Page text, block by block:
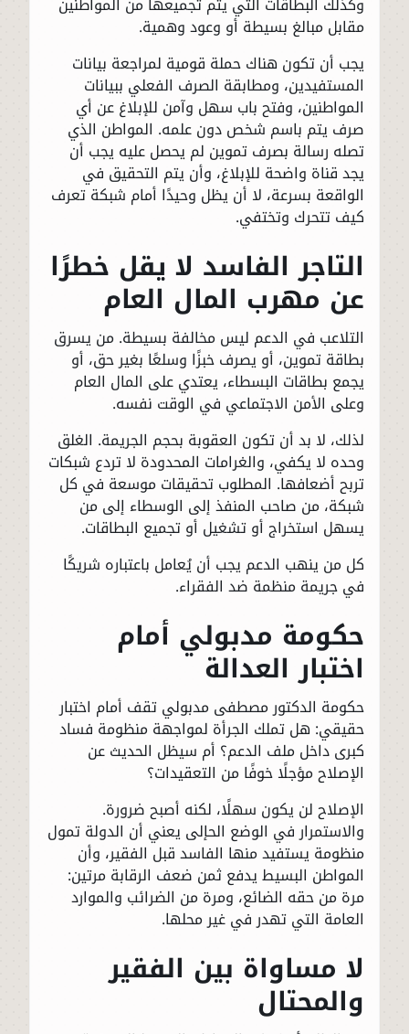
مقابل مبالغ بسيطة أو وعود وهمية.
يجب أن تكون هناك حملة قومية لمراجعة بيانات
المستفيدين، ومطابقة الصرف الفعلي ببيانات
المواطنين، وفتح باب سهل وآمن للإبلاغ عن أي
صرف يتم باسم شخص دون علمه. المواطن الذي
تصله رسالة بصرف تموين لم يحصل عليه يجب أن
يجد قناة واضحة للإبلاغ، وأن يتم التحقيق في
الواقعة بسرعة، لا أن يظل وحيدًا أمام شبكة تعرف
كيف تتحرك وتختفي.
التاجر الفاسد لا يقل خطرًا
عن مهرب المال العام
التلاعب في الدعم ليس مخالفة بسيطة. من يسرق
بطاقة تموين، أو يصرف خبزًا وسلعًا بغير حق، أو
يجمع بطاقات البسطاء، يعتدي على المال العام
وعلى الأمن الاجتماعي في الوقت نفسه.
لذلك، لا بد أن تكون العقوبة بحجم الجريمة. الغلق
وحده لا يكفي، والغرامات المحدودة لا تردع شبكات
تربح أضعافها. المطلوب تحقيقات موسعة في كل
شبكة، من صاحب المنفذ إلى الوسطاء إلى من
يسهل استخراج أو تشغيل أو تجميع البطاقات.
كل من ينهب الدعم يجب أن يُعامل باعتباره شريكًا
في جريمة منظمة ضد الفقراء.
حكومة مدبولي أمام
اختبار العدالة
حكومة الدكتور مصطفى مدبولي تقف أمام اختبار
حقيقي: هل تملك الجرأة لمواجهة منظومة فساد
كبرى داخل ملف الدعم؟ أم سيظل الحديث عن
الإصلاح مؤجلًا خوفًا من التعقيدات؟
الإصلاح لن يكون سهلًا، لكنه أصبح ضرورة.
والاستمرار في الوضع الحإلى يعني أن الدولة تمول
منظومة يستفيد منها الفاسد قبل الفقير، وأن
المواطن البسيط يدفع ثمن ضعف الرقابة مرتين:
مرة من حقه الضائع، ومرة من الضرائب والموارد
العامة التي تهدر في غير محلها.
لا مساواة بين الفقير
والمحتال